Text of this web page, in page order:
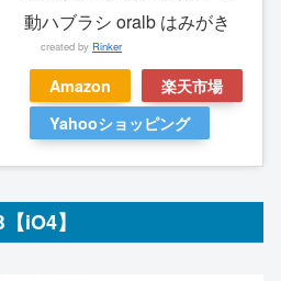
動ハブラシ oralb はみがき
created by Rinker
Amazon
楽天市場
Yahooショッピング
iO4】